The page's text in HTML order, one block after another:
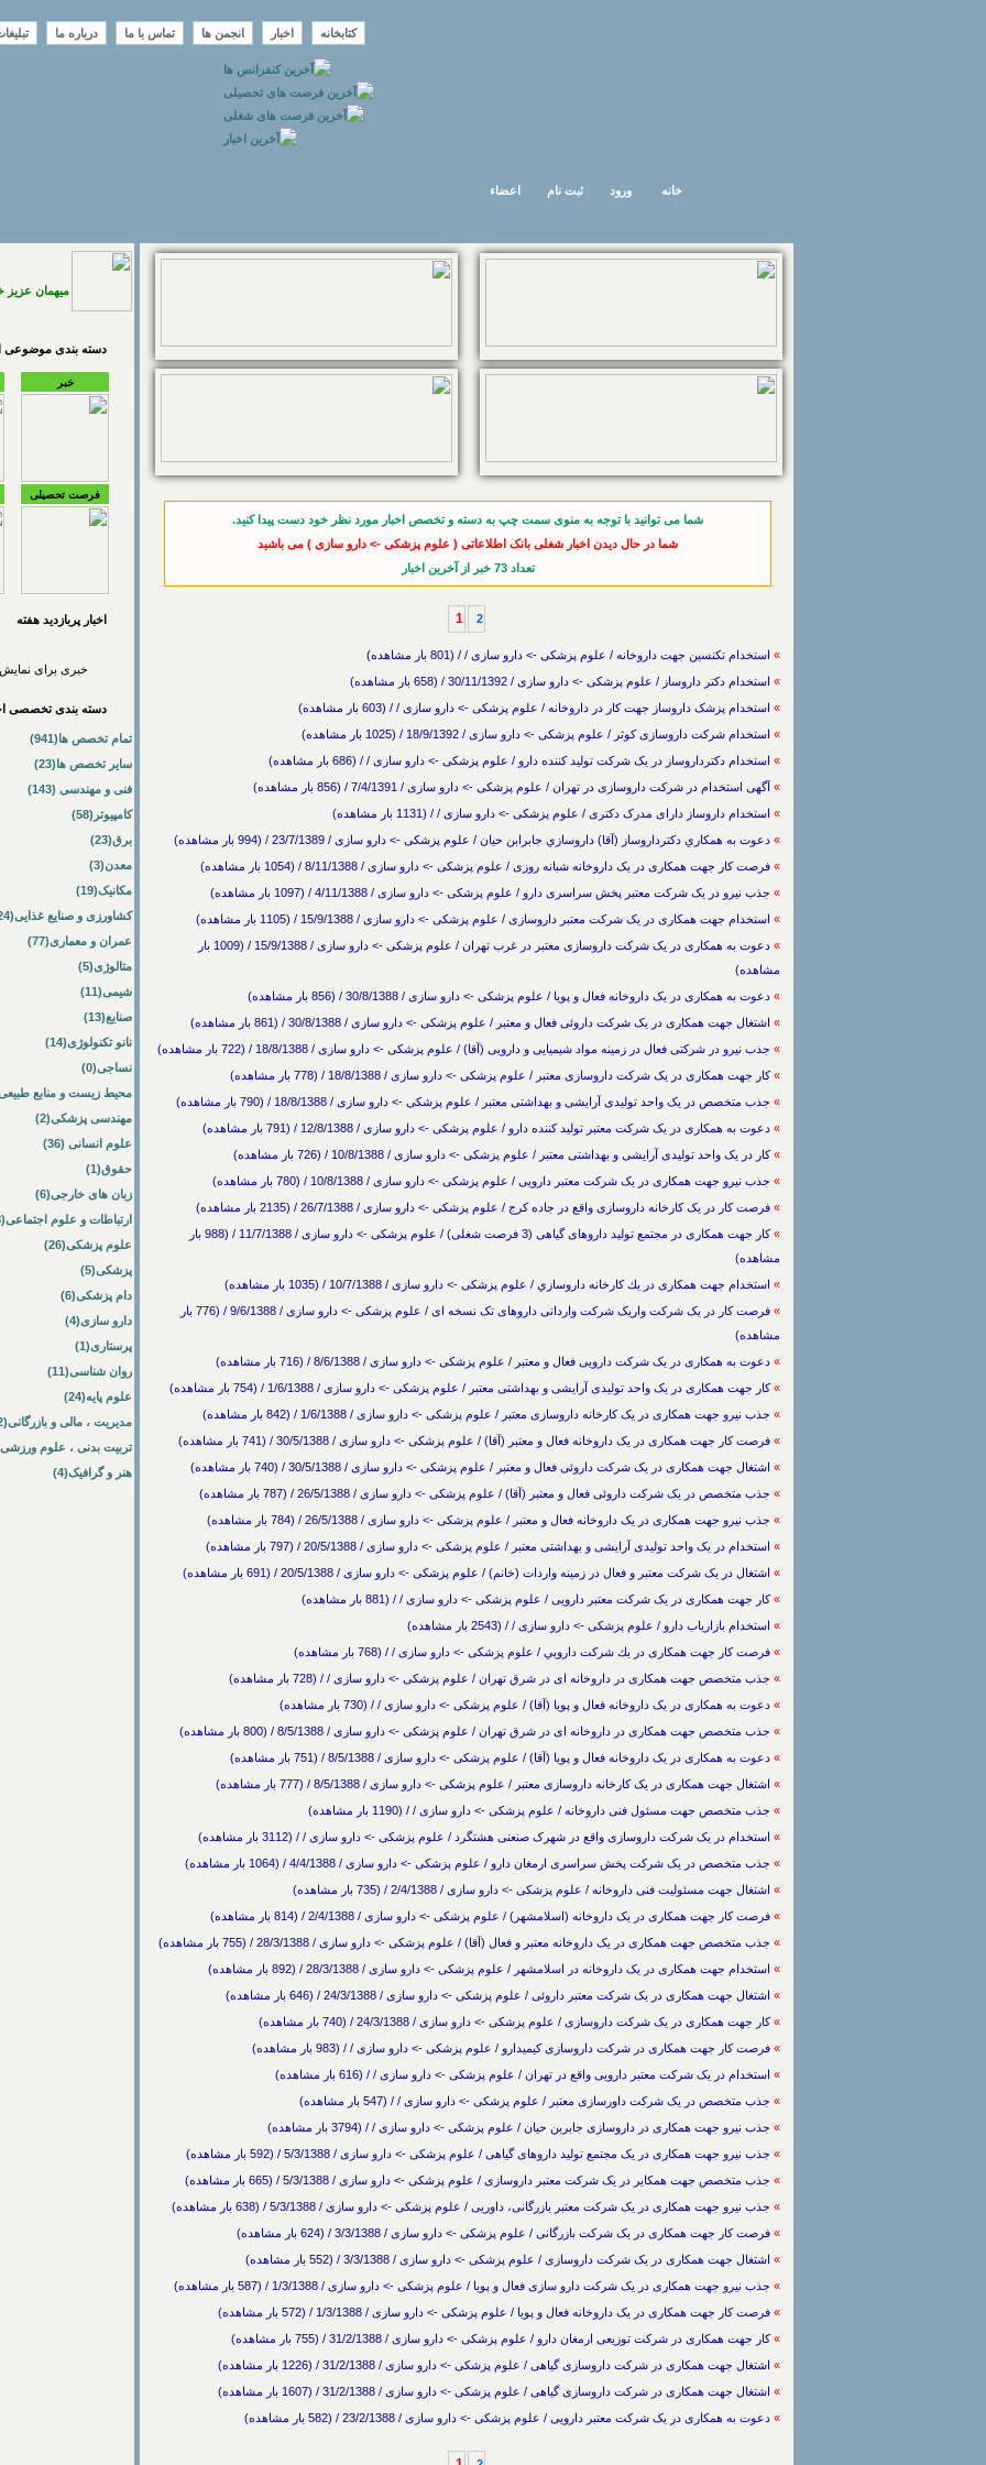
کتابخانه اخبار انجمن ها تماس با ما درباره ما
اعضاء ثبت نام ورود خانه
شما می توانید با توجه به منوی سمت چپ به دسته و تخصص اخبار مورد نظر خود دست پیدا کنید.
شما در حال دیدن اخبار شغلی بانک اطلاعاتی ( علوم پزشکی -> دارو سازی ) می باشید
تعداد 73 خبر از آخرین اخبار
2
1
» استخدام تكنسين جهت داروخانه / علوم پزشکی -> دارو سازی / / (801 بار مشاهده)
» استخدام دکتر داروساز / علوم پزشکی -> دارو سازی / 30/11/1392 / (658 بار مشاهده)
» استخدام پزشک داروساز جهت کار در داروخانه / علوم پزشکی -> دارو سازی / / (603 بار مشاهده)
» استخدام شرکت داروسازی کوثر / علوم پزشکی -> دارو سازی / 18/9/1392 / (1025 بار مشاهده)
» استخدام دکترداروساز در یک شرکت تولید کننده دارو / علوم پزشکی -> دارو سازی / / (686 بار مشاهده)
» آگهی استخدام در شرکت داروسازی در تهران / علوم پزشکی -> دارو سازی / 7/4/1391 / (856 بار مشاهده)
» استخدام داروساز دارای مدرک دکتری / علوم پزشکی -> دارو سازی / / (1131 بار مشاهده)
» دعوت به همكاري دكترداروساز (آقا) داروسازي جابرابن حيان / علوم پزشکی -> دارو سازی / 23/7/1389 / (994 بار مشاهده)
» فرصت کار جهت همکاری در یک داروخانه شبانه روزی / علوم پزشکی -> دارو سازی / 8/11/1388 / (1054 بار مشاهده)
» جذب نیرو در یک شرکت معتبر پخش سراسری دارو / علوم پزشکی -> دارو سازی / 4/11/1388 / (1097 بار مشاهده)
» استخدام جهت همکاری در یک شرکت معتبر داروسازی / علوم پزشکی -> دارو سازی / 15/9/1388 / (1105 بار مشاهده)
»
دعوت به همکاری در یک شرکت داروسازی معتبر در غرب تهران / علوم پزشکی -> دارو سازی / 15/9/1388 / (1009 بار
مشاهده)
» دعوت به همکاری در یک داروخانه فعال و پویا / علوم پزشکی -> دارو سازی / 30/8/1388 / (856 بار مشاهده)
» اشتغال جهت همکاری در یک شرکت داروئی فعال و معتبر / علوم پزشکی -> دارو سازی / 30/8/1388 / (861 بار مشاهده)
» جذب نیرو در شرکتی فعال در زمینه مواد شیمیایی و دارویی (آقا) / علوم پزشکی -> دارو سازی / 18/8/1388 / (722 بار مشاهده)
»کار جهت همکاری در یک شرکت داروسازی معتبر / علوم پزشکی -> دارو سازی / 18/8/1388 / (778 بار مشاهده)
» جذب متخصص در یک واحد تولیدی آرایشی و بهداشتی معتبر / علوم پزشکی -> دارو سازی / 18/8/1388 / (790 بار مشاهده)
» دعوت به همکاری در یک شرکت معتبر تولید کننده دارو / علوم پزشکی -> دارو سازی / 12/8/1388 / (791 بار مشاهده)
»کار در یک واحد تولیدی آرایشی و بهداشتی معتبر / علوم پزشکی -> دارو سازی / 10/8/1388 / (726 بار مشاهده)
» جذب نیرو جهت همکاری در یک شرکت معتبر دارویی / علوم پزشکی -> دارو سازی / 10/8/1388 / (780 بار مشاهده)
» فرصت کار در یک کارخانه داروسازی واقع در جاده کرج / علوم پزشکی -> دارو سازی / 26/7/1388 / (2135 بار مشاهده)
»
کار جهت همکاری در مجتمع تولید داروهای گیاهی (3 فرصت شغلی) / علوم پزشکی -> دارو سازی / 11/7/1388 / (988 بار
مشاهده)
» استخدام جهت همکاری در يك كارخانه داروسازي / علوم پزشکی -> دارو سازی / 10/7/1388 / (1035 بار مشاهده)
»
فرصت کار در یک شرکت واریک شرکت وارداتی داروهای تک نسخه ای / علوم پزشکی -> دارو سازی / 9/6/1388 / (776 بار
مشاهده)
» دعوت به همکاری در یک شرکت دارویی فعال و معتبر / علوم پزشکی -> دارو سازی / 8/6/1388 / (716 بار مشاهده)
»کار جهت همکاری در یک واحد تولیدی آرایشی و بهداشتی معتبر / علوم پزشکی -> دارو سازی / 1/6/1388 / (754 بار مشاهده)
» جذب نیرو جهت همکاری در یک کارخانه داروسازی معتبر / علوم پزشکی -> دارو سازی / 1/6/1388 / (842 بار مشاهده)
» فرصت کار جهت همکاری در یک داروخانه فعال و معتبر (آقا) / علوم پزشکی -> دارو سازی / 30/5/1388 / (741 بار مشاهده)
» اشتغال جهت همکاری در یک شرکت داروئی فعال و معتبر / علوم پزشکی -> دارو سازی / 30/5/1388 / (740 بار مشاهده)
» جذب متخصص در یک شرکت داروئی فعال و معتبر (آقا) / علوم پزشکی -> دارو سازی / 26/5/1388 / (787 بار مشاهده)
» جذب نیرو جهت همکاری در یک داروخانه فعال و معتبر / علوم پزشکی -> دارو سازی / 26/5/1388 / (784 بار مشاهده)
» استخدام در یک واحد تولیدی آرایشی و بهداشتی معتبر / علوم پزشکی -> دارو سازی / 20/5/1388 / (797 بار مشاهده)
» اشتغال در یک شرکت معتبر و فعال در زمینه واردات (خانم) / علوم پزشکی -> دارو سازی / 20/5/1388 / (691 بار مشاهده)
»کار جهت همکاری در یک شرکت معتبر دارویی / علوم پزشکی -> دارو سازی / / (881 بار مشاهده)
» استخدام بازاریاب دارو / علوم پزشکی -> دارو سازی / / (2543 بار مشاهده)
» فرصت کار جهت همکاری در يك شركت دارويي / علوم پزشکی -> دارو سازی / / (768 بار مشاهده)
» جذب متخصص جهت همکاری در داروخانه ای در شرق تهران / علوم پزشکی -> دارو سازی / / (728 بار مشاهده)
» دعوت به همکاری در یک داروخانه فعال و پویا (آقا) / علوم پزشکی -> دارو سازی / / (730 بار مشاهده)
» جذب متخصص جهت همکاری در داروخانه ای در شرق تهران / علوم پزشکی -> دارو سازی / 8/5/1388 / (800 بار مشاهده)
» دعوت به همکاری در یک داروخانه فعال و پویا (آقا) / علوم پزشکی -> دارو سازی / 8/5/1388 / (751 بار مشاهده)
» اشتغال جهت همکاری در یک کارخانه داروسازی معتبر / علوم پزشکی -> دارو سازی / 8/5/1388 / (777 بار مشاهده)
» جذب متخصص جهت مسئول فنی داروخانه / علوم پزشکی -> دارو سازی / / (1190 بار مشاهده)
» استخدام در یک شرکت داروسازی واقع در شهرک صنعتی هشتگرد / علوم پزشکی -> دارو سازی / / (3112 بار مشاهده)
» جذب متخصص در یک شرکت پخش سراسری ارمغان دارو / علوم پزشکی -> دارو سازی / 4/4/1388 / (1064 بار مشاهده)
» اشتغال جهت مسئولیت فنی داروخانه / علوم پزشکی -> دارو سازی / 2/4/1388 / (735 بار مشاهده)
» فرصت کار جهت همکاری در یک داروخانه (اسلامشهر) / علوم پزشکی -> دارو سازی / 2/4/1388 / (814 بار مشاهده)
» جذب متخصص جهت همکاری در یک داروخانه معتبر و فعال (آقا) / علوم پزشکی -> دارو سازی / 28/3/1388 / (755 بار مشاهده)
» استخدام جهت همکاری در یک داروخانه در اسلامشهر / علوم پزشکی -> دارو سازی / 28/3/1388 / (892 بار مشاهده)
» اشتغال جهت همکاری در یک شرکت معتبر داروئی / علوم پزشکی -> دارو سازی / 24/3/1388 / (646 بار مشاهده)
»کار جهت همکاری در یک شرکت داروسازی / علوم پزشکی -> دارو سازی / 24/3/1388 / (740 بار مشاهده)
» فرصت کار جهت همکاری در شرکت داروسازی کیمیدارو / علوم پزشکی -> دارو سازی / / (983 بار مشاهده)
» استخدام در یک شرکت معتبر دارویی واقع در تهران / علوم پزشکی -> دارو سازی / / (616 بار مشاهده)
» جذب متخصص در یک شرکت داورسازی معتبر / علوم پزشکی -> دارو سازی / / (547 بار مشاهده)
» جذب نیرو جهت همکاری در داروسازی جابربن حیان / علوم پزشکی -> دارو سازی / / (3794 بار مشاهده)
» جذب نیرو جهت همکاری در یک مجتمع تولید داروهای گیاهی / علوم پزشکی -> دارو سازی / 5/3/1388 / (592 بار مشاهده)
» جذب متخصص جهت همکایر در یک شرکت معتبر داروسازی / علوم پزشکی -> دارو سازی / 5/3/1388 / (665 بار مشاهده)
» جذب نیرو جهت همکاری در یک شرکت معتبر بازرگانی، داوریی / علوم پزشکی -> دارو سازی / 5/3/1388 / (638 بار مشاهده)
» فرصت کار جهت همکاری در یک شرکت بازرگانی / علوم پزشکی -> دارو سازی / 3/3/1388 / (624 بار مشاهده)
» اشتغال جهت همکاری در یک شرکت داروسازی / علوم پزشکی -> دارو سازی / 3/3/1388 / (552 بار مشاهده)
» جذب نیرو جهت همکاری در یک شرکت دارو سازی فعال و پویا / علوم پزشکی -> دارو سازی / 1/3/1388 / (587 بار مشاهده)
» فرصت کار جهت همکاری در یک داروخانه فعال و پویا / علوم پزشکی -> دارو سازی / 1/3/1388 / (572 بار مشاهده)
»کار جهت همکاری در شرکت توزیعی ارمغان دارو / علوم پزشکی -> دارو سازی / 31/2/1388 / (755 بار مشاهده)
» اشتغال جهت همکاری در شرکت داروسازی گیاهی / علوم پزشکی -> دارو سازی / 31/2/1388 / (1226 بار مشاهده)
» اشتغال جهت همکاری در شرکت داروسازی گیاهی / علوم پزشکی -> دارو سازی / 31/2/1388 / (1607 بار مشاهده)
» دعوت به همکاری در یک شرکت معتبر دارویی / علوم پزشکی -> دارو سازی / 23/2/1388 / (582 بار مشاهده)
میهمان عزیز
دسته بندی موضوعی
خبر
فرصت تحصیلی
اخبار پربازديد هفته
خبری برای
دسته بندی تخصصی
تمام تخصص ها(941)
سایر تخصص ها(23)
فنی و مهندسی (143)
کامپیوتر(58)
برق(23)
معدن(3)
مکانیک(19)
کشاورزی و صنایع غذایی(24)
عمران و معماری(77)
متالوژی(5)
شیمی(11)
صنایع(13)
نانو تکنولوژی(14)
نساجی(0)
محیط زیست و منابع
مهندسی پزشکی(2)
علوم انسانی (36)
حقوق(1)
زبان های خارجی(6)
ارتباطات و علوم اجتماعی(8)
علوم پزشکی(26)
پزشکی(5)
دام پزشکی(6)
دارو سازی(4)
پرستاری(1)
روان شناسی(11)
علوم پایه(24)
مدیریت ، مالی و بازرگانی(52)
تربیت بدنی ، علوم
هنر و گرافیک(4)